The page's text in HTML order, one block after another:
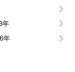
年
年